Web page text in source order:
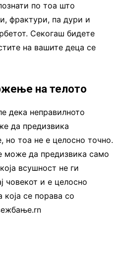
по тоа што
фрактури, па дури и
Секогаш бидете
на вашите деца се
на телото
дека неправилното
да предизвика
но тоа не е целосно точно.
може да предизвика само
всушност не ги
човекот и е целосно
која се порава со